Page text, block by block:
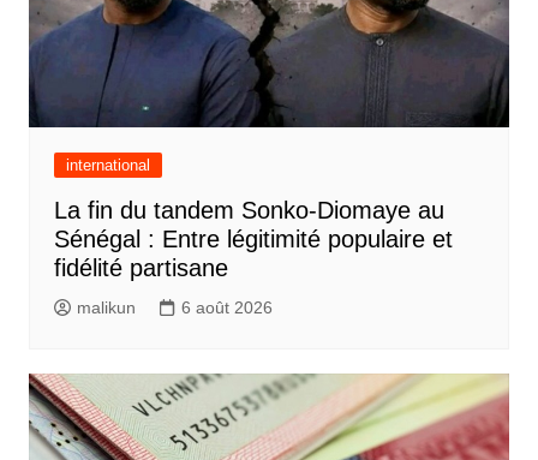
international
La fin du tandem Sonko-Diomaye au
Sénégal : Entre légitimité populaire et
fidélité partisane
malikun 6 août 2026